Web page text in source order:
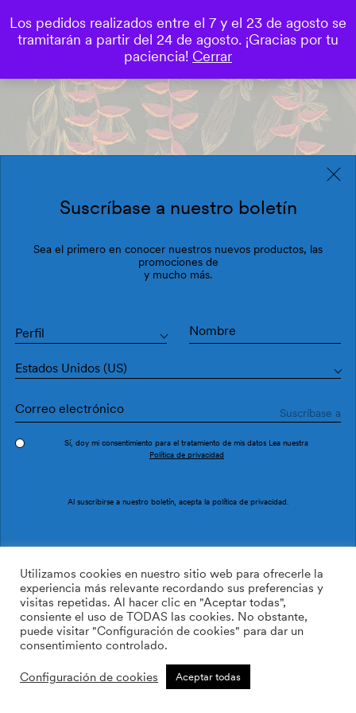
0
Ref. M3913-2G
160.00 $ /m2
Suscríbase a nuestro boletín
Sea el primero en conocer nuestros nuevos productos, las
promociones de
y mucho más.
Perfil
Estados Unidos (US)
Sí, doy mi consentimiento para el tratamiento de mis datos Lea nuestra
Política de privacidad
Al suscribirse a nuestro boletín, acepta la política de privacidad
Utilizamos cookies en nuestro sitio web para ofrecerle la
experiencia más relevante recordando sus preferencias y
visitas repetidas. Al hacer clic en "Aceptar todas",
consiente el uso de TODAS las cookies. No obstante,
puede visitar "Configuración de cookies" para dar un
consentimiento controlado.
Configuración de cookies Aceptar todas
Los pedidos realizados entre el 7 y el 23 de agosto se
tramitarán a partir del 24 de agosto. ¡Gracias por tu
paciencia! Cerrar